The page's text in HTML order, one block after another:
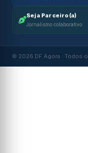
Seja Parceiro(a)
Jornalismo colaborativo
© 2026 DF Agora · Todos